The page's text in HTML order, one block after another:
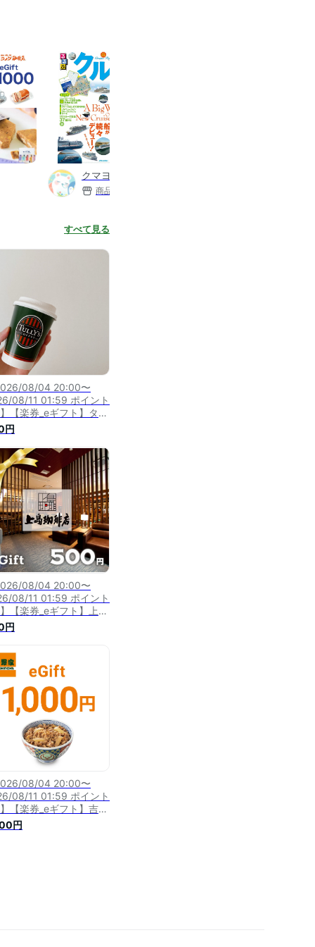
クマヨのおすすめ
商品数
すべて見る
08/04 20:00〜
08/11 01:59 ポイント
【楽券_eギフト】タリ
500円
円
08/04 20:00〜
08/11 01:59 ポイント
【楽券_eギフト】上島
店 500円
円
08/04 20:00〜
08/11 01:59 ポイント
【楽券_eギフト】吉野
円
円